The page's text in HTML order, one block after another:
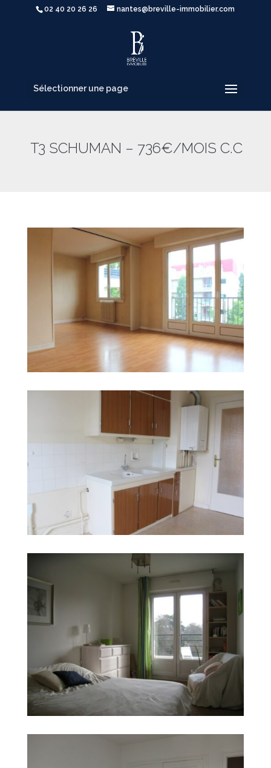
02 40 20 26 26 nantes@breville-immobilier.com
Sélectionner une page
T3 SCHUMAN – 736€/MOIS C.C